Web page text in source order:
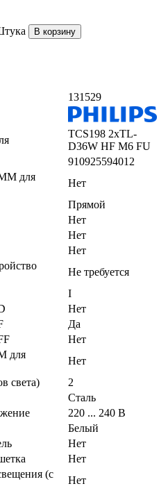
В корзину
131529
TCS198 2xTL-
D36W HF M6 FU
910925594012
ММ для
Нет
Прямой
Нет
Нет
Нет
Не требуется
I
Нет
Да
Нет
для
Нет
света)
2
Сталь
220 ... 240 В
Белый
Нет
Нет
(с
Нет